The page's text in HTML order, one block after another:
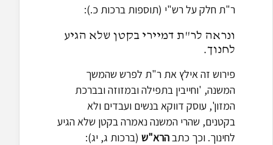
ר"ת חלק על רש"י (תוספות ברכות כ.):
ונראה לר"ת דמיירי בקטן שלא הגיע
לחנוך.
פירוש זה אילץ את ר"ת לפרש שהמשך
המשנה, 'וחייבין בתפילה ובמזוזה ובברכת
המזון', עוסק דווקא בנשים ועבדים ולא
בקטנים, שהרי המשנה נאמרה בקטן שלא הגיע
לחינוך. וכך כתבהרא"ש (ברכות ג, יג):